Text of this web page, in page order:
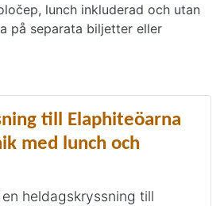
lunch inkluderad och utan
på separata biljetter eller
till Elaphiteöarna
med lunch och
heldagskryssning till